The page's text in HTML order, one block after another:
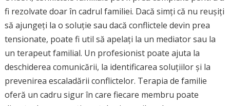
fi rezolvate doar în cadrul familiei. Dacă simți că nu reușiți
să ajungeți la o soluție sau dacă conflictele devin prea
tensionate, poate fi util să apelați la un mediator sau la
un terapeut familial. Un profesionist poate ajuta la
deschiderea comunicării, la identificarea soluțiilor și la
prevenirea escaladării conflictelor. Terapia de familie
oferă un cadru sigur în care fiecare membru poate